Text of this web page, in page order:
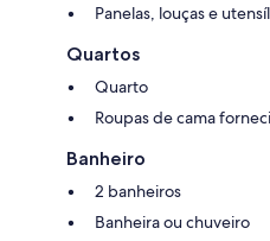
Panelas, louças e
Quartos
Quarto
Roupas de cama
Banheiro
2 banheiros
Banheira ou chuveiro